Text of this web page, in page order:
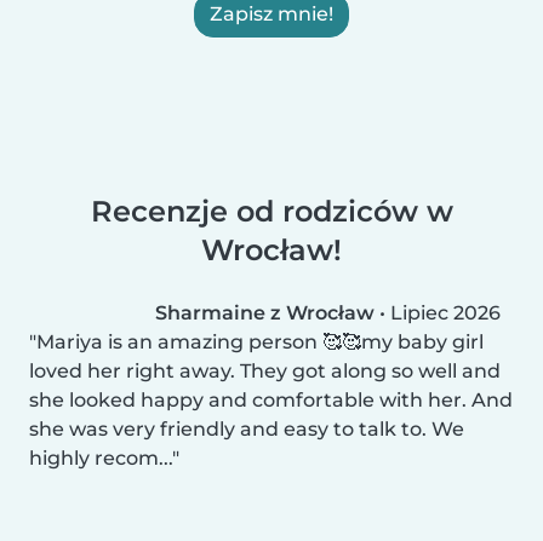
Zapisz mnie!
Recenzje od rodziców w
Wrocław!
Sharmaine z Wrocław • Lipiec 2026
Mariya is an amazing person 🥰🥰my baby girl
loved her right away. They got along so well and
she looked happy and comfortable with her. And
she was very friendly and easy to talk to. We
highly recom...